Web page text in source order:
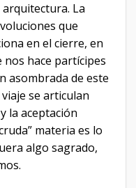
La
que
en el cierre, en
hace partícipes
asombrada de este
se articulan
la aceptación
materia es lo
algo sagrado,